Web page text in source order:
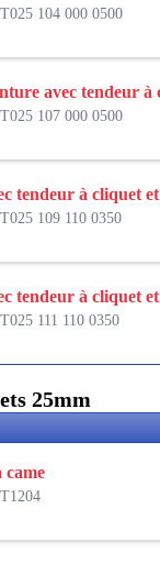
104 000 0500
avec tendeur à
107 000 0500
tendeur à cliquet
109 110 0350
tendeur à cliquet
111 110 0350
25mm
came